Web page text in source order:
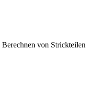
von Strickteilen